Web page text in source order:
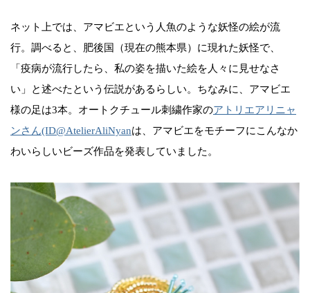
ネット上では、アマビエという人魚のような妖怪の絵が流
行。調べると、肥後国（現在の熊本県）に現れた妖怪で、
「疫病が流行したら、私の姿を描いた絵を人々に見せなさ
い」と述べたという伝説があるらしい。ちなみに、アマビエ
様の足は3本。オートクチュール刺繍作家のアトリエアリニャ
ンさん(ID@AtelierAliNyanは、アマビエをモチーフにこんなか
わいらしいビーズ作品を発表していました。